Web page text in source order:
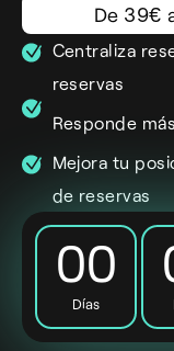
De 39€
Centraliza
reservas
Responde
Mejora tu
de reservas
00
Días